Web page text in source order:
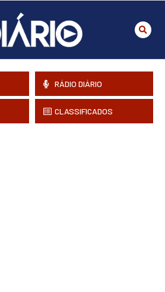
RÁDIO DIÁRIO
CLASSIFICADOS